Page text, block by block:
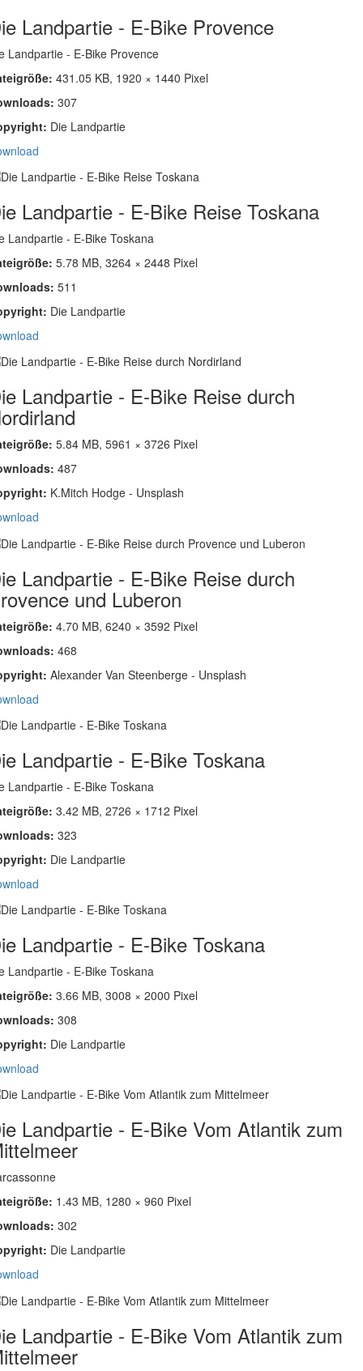
Landpartie - E-Bike Provence
Landpartie - E-Bike Provence
431.05 KB, 1920 × 1440 Pixel
307
Die Landpartie
Landpartie - E-Bike Reise Toskana
Landpartie - E-Bike Toskana
5.78 MB, 3264 × 2448 Pixel
511
Die Landpartie
Landpartie - E-Bike Reise durch
5.84 MB, 5961 × 3726 Pixel
487
K.Mitch Hodge - Unsplash
Landpartie - E-Bike Reise durch
und Luberon
4.70 MB, 6240 × 3592 Pixel
468
Alexander Van Steenberge - Unsplash
Landpartie - E-Bike Toskana
Landpartie - E-Bike Toskana
3.42 MB, 2726 × 1712 Pixel
323
Die Landpartie
Landpartie - E-Bike Toskana
Landpartie - E-Bike Toskana
3.66 MB, 3008 × 2000 Pixel
308
Die Landpartie
Landpartie - E-Bike Vom Atlantik zum
1.43 MB, 1280 × 960 Pixel
302
Die Landpartie
Landpartie - E-Bike Vom Atlantik zum